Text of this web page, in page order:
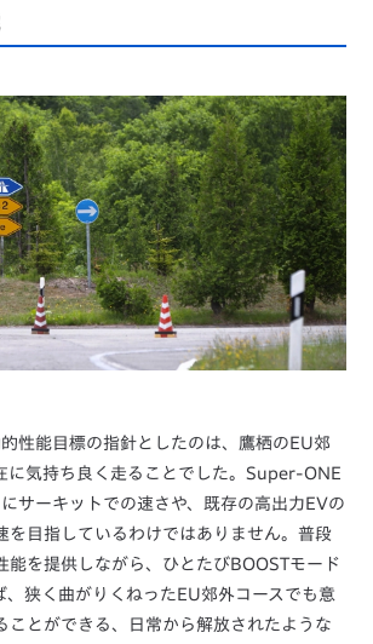
性能目標の指針としたのは、鷹栖のEU郊
に気持ち良く走ることでした。Super-ONE
サーキットでの速さや、既存の高出力EVの
を目指しているわけではありません。普段
能を提供しながら、ひとたびBOOSTモード
、狭く曲がりくねったEU郊外コースでも意
ことができる、日常から解放されたような